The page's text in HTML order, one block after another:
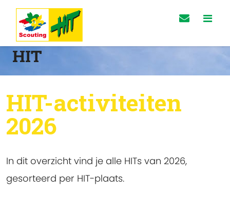
HIT
HIT-activiteiten
2026
In dit overzicht vind je alle HITs van 2026,
gesorteerd per HIT-plaats.